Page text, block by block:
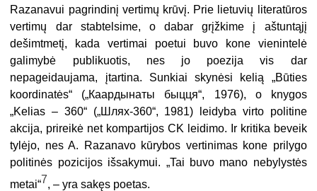
Razanavui pagrindinį vertimų krūvį. Prie lietuvių literatūros
vertimų dar stabtelsime, o dabar grįžkime į aštuntąjį
dešimtmetį, kada vertimai poetui buvo kone vienintelė
galimybė publikuotis, nes jo poezija vis dar
nepageidaujama, įtartina. Sunkiai skynėsi kelią „Būties
koordinatės“ („Каардынаты быцця“, 1976), o knygos
„Kelias – 360“ („Шлях-360“, 1981) leidyba virto politine
akcija, prireikė net kompartijos CK leidimo. Ir kritika beveik
tylėjo, nes A. Razanavo kūrybos vertinimas kone prilygo
politinės pozicijos išsakymui. „Tai buvo mano nebylystės
metai“7, – yra sakęs poetas.